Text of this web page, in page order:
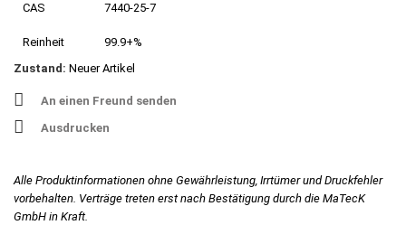
CAS 7440-25-7
Reinheit
99.9+%
Zustand: Neuer Artikel
An einen Freund senden
Ausdrucken
Alle Produktinformationen ohne Gewährleistung, Irrtümer und Druckfehler
vorbehalten. Verträge treten erst nach Bestätigung durch die MaTecK
GmbH in Kraft.